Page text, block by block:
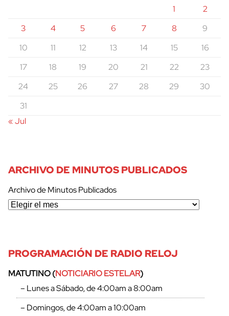
1
2
3
4 5 6 7 8
9
10
11 12 13 14 15
16
17
18 19 20 21 22
23
24
25 26 27 28 29
30
31
« Jul
ARCHIVO DE MINUTOS PUBLICADOS
Archivo de Minutos Publicados
PROGRAMACIÓN DE RADIO RELOJ
MATUTINO (NOTICIARIO ESTELAR)
– Lunes a Sábado, de 4:00am a 8:00am
– Domingos, de 4:00am a 10:00am